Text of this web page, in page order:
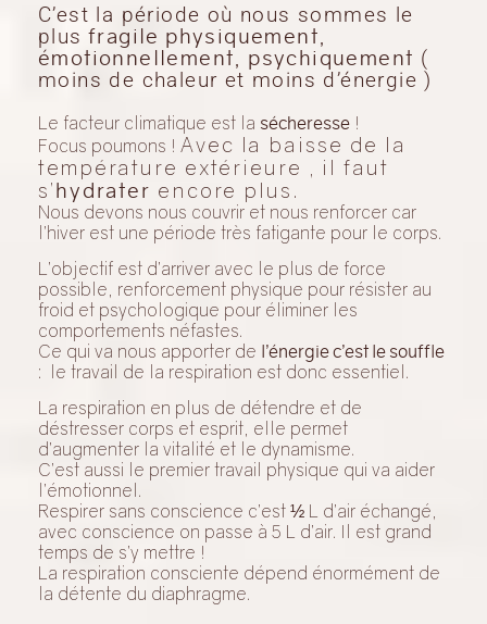
C’est la période où nous sommes le
plus fragile physiquement,
émotionnellement, psychiquement (
moins de chaleur et moins d’énergie )
Le facteur climatique est la sécheresse !
Focus poumons ! Avec la baisse de la
température extérieure , il faut
s’hydrater encore plus.
Nous devons nous couvrir et nous renforcer car
l’hiver est une période très fatigante pour le corps.
L’objectif est d’arriver avec le plus de force
possible, renforcement physique pour résister au
froid et psychologique pour éliminer les
comportements néfastes.
Ce qui va nous apporter de l’énergie c’est le souffle
: le travail de la respiration est donc essentiel.
La respiration en plus de détendre et de
déstresser corps et esprit, elle permet
d’augmenter la vitalité et le dynamisme.
C’est aussi le premier travail physique qui va aider
l’émotionnel.
Respirer sans conscience c’est ½ L d’air échangé,
avec conscience on passe à 5 L d’air. Il est grand
temps de s’y mettre !
La respiration consciente dépend énormément de
la détente du diaphragme.